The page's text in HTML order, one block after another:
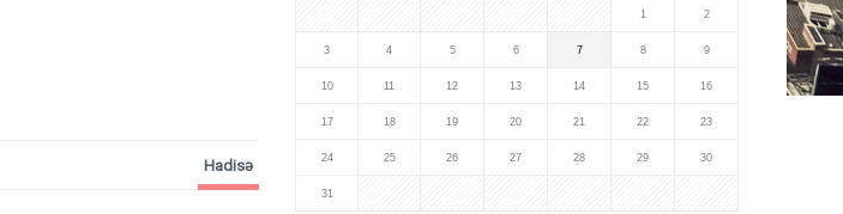
Hadisə
1 2
3 4 5 6 7 8 9
10 11 12 13 14 15 16
17 18 19 20 21 22 23
24 25 26 27 28 29 30
31